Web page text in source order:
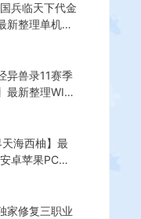
兵临天下代金
新整理单机一
易安卓客户
教程
异兽录11赛季
最新整理WIN
细搭建教程
天海西柚】最
卓苹果PC三
家修复三职业